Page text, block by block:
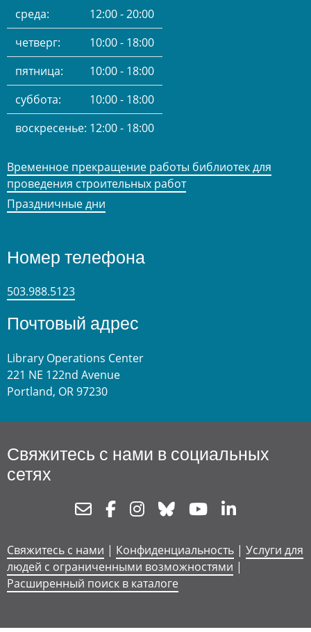
среда:
12:00 - 20:00
четверг:
10:00 - 18:00
пятница:
10:00 - 18:00
суббота:
10:00 - 18:00
воскресенье: 12:00 - 18:00
Временное прекращение работы библиотек для
проведения строительных работ
Праздничные дни
Номер телефона
503.988.5123
Почтовый адрес
Library Operations Center
221 NE 122nd Avenue
Portland, OR 97230
Свяжитесь с нами в социальных
сетях
NewsletterFacebookInstagram
Bluesky Youtube
Свяжитесь с нами | Конфиденциальность | Услуги для
людей с ограниченными возможностями |
Расширенный поиск в каталоге